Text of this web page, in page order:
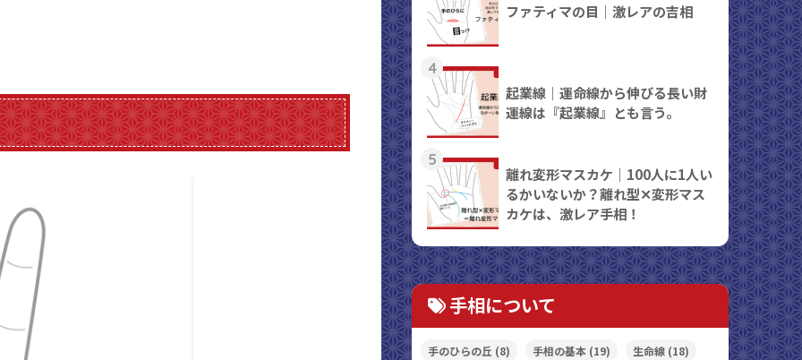
ファティマの目｜激レアの吉相
4
起業線｜運命線から伸びる長い財
運線は『起業線』とも言う。
5
離れ変形マスカケ｜100人に1人い
るかいないか？離れ型✕変形マス
カケは、激レア手相！
手相について
手のひらの丘 (8) 手相の基本 (19) 生命線 (18)